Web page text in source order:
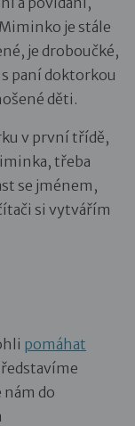
je stále
je droboučké,
paní doktorkou
děti.
v první třídě,
třeba
se jménem,
si vytvářím
pomáhat
do